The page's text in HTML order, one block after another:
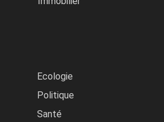
Ecologie
Politique
Santé